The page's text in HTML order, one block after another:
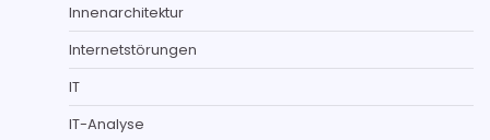
Innenarchitektur
Internetstörungen
IT
IT-Analyse